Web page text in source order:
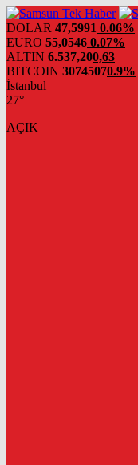
DOLAR 47,5991 0.06%
EURO 55,0546 0.07%
ALTIN 6.537,200,63
BITCOIN 30745070.9%
İstanbul
27°
AÇIK